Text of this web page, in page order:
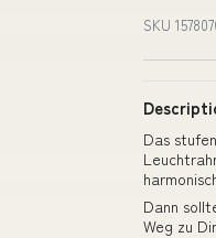
SKU
Das
Dann
Weg zu